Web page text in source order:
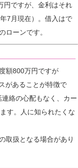
円ですが、金利はそれ
7月現在）。借入はで
ローンです。
額800万円ですが
があることが特徴で
絡の心配もなく、カー
す。人に知られたくな
取扱となる場合があり